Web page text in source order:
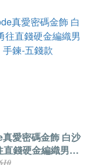
愛密碼金飾 白沙
直錢硬金編織男手